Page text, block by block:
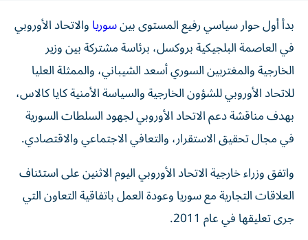
بدأ أول حوار سياسي رفيع المستوى بينسورياوالاتحاد الأوروبي
في العاصمة البلجيكية بروكسل، برئاسة مشتركة بين وزير
الخارجية والمغتربين السوري أسعد الشيباني، والممثلة العليا
للاتحاد الأوروبي للشؤون الخارجية والسياسة الأمنية كايا كالاس،
بهدف مناقشة دعم الاتحاد الأوروبي لجهود السلطات السورية
في مجال تحقيق الاستقرار، والتعافي الاجتماعي والاقتصادي.
واتفق وزراء خارجية الاتحاد الأوروبي اليوم الاثنين ‌على استئناف
العلاقات التجارية مع سوريا وعودة ​العمل ⁠باتفاقية التعاون التي
‌جرى تعليقها في عام ‌2011.